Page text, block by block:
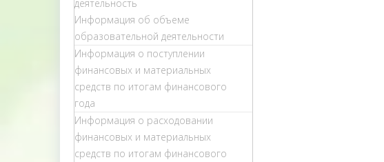
деятельность
Информация об объеме
образовательной деятельности
Информация о поступлении
финансовых и материальных
средств по итогам финансового
года
Информация о расходовании
финансовых и материальных
средств по итогам финансового